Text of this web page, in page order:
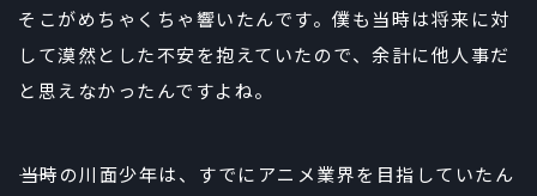
そこがめちゃくちゃ響いたんです。僕も当時は将来に対
して漠然とした不安を抱えていたので、余計に他人事だ
と思えなかったんですよね。
――当時の川面少年は、すでにアニメ業界を目指していたん